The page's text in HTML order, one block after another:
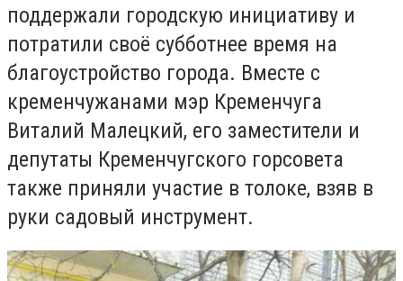
поддержали городскую инициативу и
потратили своё субботнее время на
благоустройство города. Вместе с
кременчужанами мэр Кременчуга
Виталий Малецкий, его заместители и
депутаты Кременчугского горсовета
также приняли участие в толоке, взяв в
руки садовый инструмент.